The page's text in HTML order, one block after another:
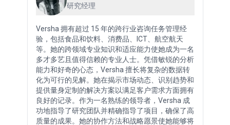
研究经理
Versha 拥有超过 15 年的跨行业咨询任务管理经
验，包括食品和饮料、消费品、ICT、航空航天
等。她的跨领域专业知识和适应能力使她成为一名
多才多艺且值得信赖的专业人士。凭借敏锐的分析
能力和好奇的心态，Versha 擅长将复杂的数据转
化为可行的见解。她在揭示市场动态、识别趋势和
提供量身定制的解决方案以满足客户需求方面拥有
良好的记录。作为一名熟练的领导者，Versha 成
功地指导了研究团队并精确指导了项目，确保了高
质量的成果。她的协作方法和战略愿景使她能够将